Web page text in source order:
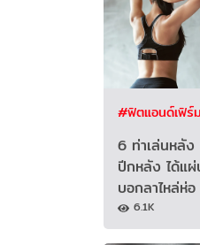
#ฟิตแอนด์เฟิร์ม
6 ท่าเล่นหลั
ปีกหลัง ได้แ
บอกลาไหล่ห่
6.1K